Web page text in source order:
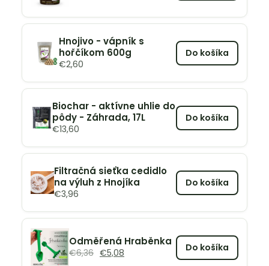
Hnojivo - vápník s
hořčíkom 600g
€2,60
Do košíka
Biochar - aktívne uhlie do
pôdy - Záhrada, 17L
€13,60
Do košíka
Filtračná sieťka cedidlo
na výluh z Hnojíka
€3,96
Do košíka
Odměřená Hraběnka
€6,36 €5,08 Do košíka